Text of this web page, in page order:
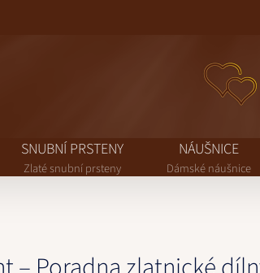
SNUBNÍ PRSTENY
Zlaté snubní prsteny
NÁUŠNICE
Dámské náušnice